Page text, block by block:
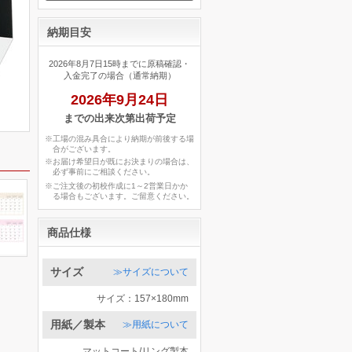
納期目安
2026年8月7日15時までに原稿確認・
入金完了の場合（通常納期）
2026年9月24日
までの出来次第出荷予定
※工場の混み具合により納期が前後する場
合がございます。
※お届け希望日が既にお決まりの場合は、
必ず事前にご相談ください。
※ご注文後の初校作成に1～2営業日かか
る場合もございます。ご留意ください。
商品仕様
サイズ ≫サイズについて
サイズ：157×180mm
用紙／製本 ≫用紙について